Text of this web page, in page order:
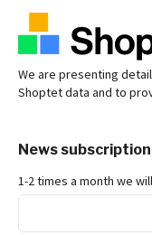
We are presenting
Shoptet data and to
News subscription
1-2 times a month we